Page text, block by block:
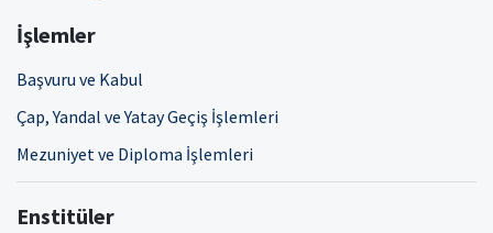
İşlemler
Başvuru ve Kabul
Çap, Yandal ve Yatay Geçiş İşlemleri
Mezuniyet ve Diploma İşlemleri
Enstitüler